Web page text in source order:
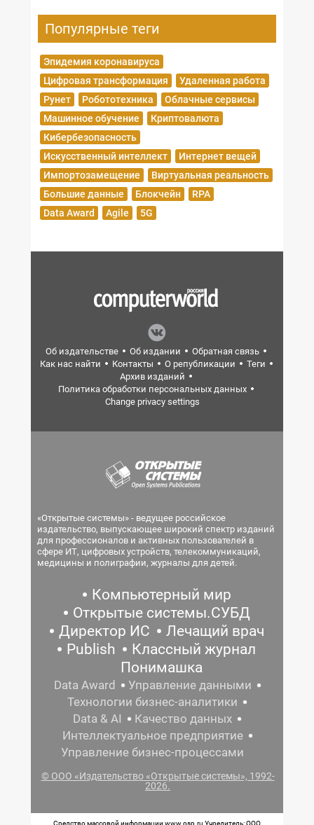
Популярные теги
Эпидемия коронавируса
Цифровая трансформация
Удаленная работа
Рунет
Робототехника
Облачные сервисы
Машинное обучение
Криптовалюта
Кибербезопасность
Искусственный интеллект
Интернет вещей
Импортозамещение
Виртуальная реальность
Большие данные
Блокчейн
RPA
Data Award
Agile 5G
Об издательстве Об издании
Обратная связь
Как нас найти
Контакты О републикации
Теги
Архив изданий
Политика обработки персональных данных
Change privacy settings
«Открытые системы» - ведущее российское
издательство, выпускающее широкий спектр изданий
для профессионалов и активных пользователей в
сфере ИТ, цифровых устройств, телекоммуникаций,
медицины и полиграфии, журналы для детей.
Компьютерный мир
Открытые системы.СУБД
Директор ИС
Лечащий врач
Publish
Классный журнал
Понимашка
Data Award
Управление данными
Технологии бизнес-аналитики
Data & AI
Качество данных
Интеллектуальное предприятие
Управление бизнес-процессами
© ООО «Издательство «Открытые системы», 1992-
2026.
Средство массовой информации www.osp.ru Учредитель: ООО